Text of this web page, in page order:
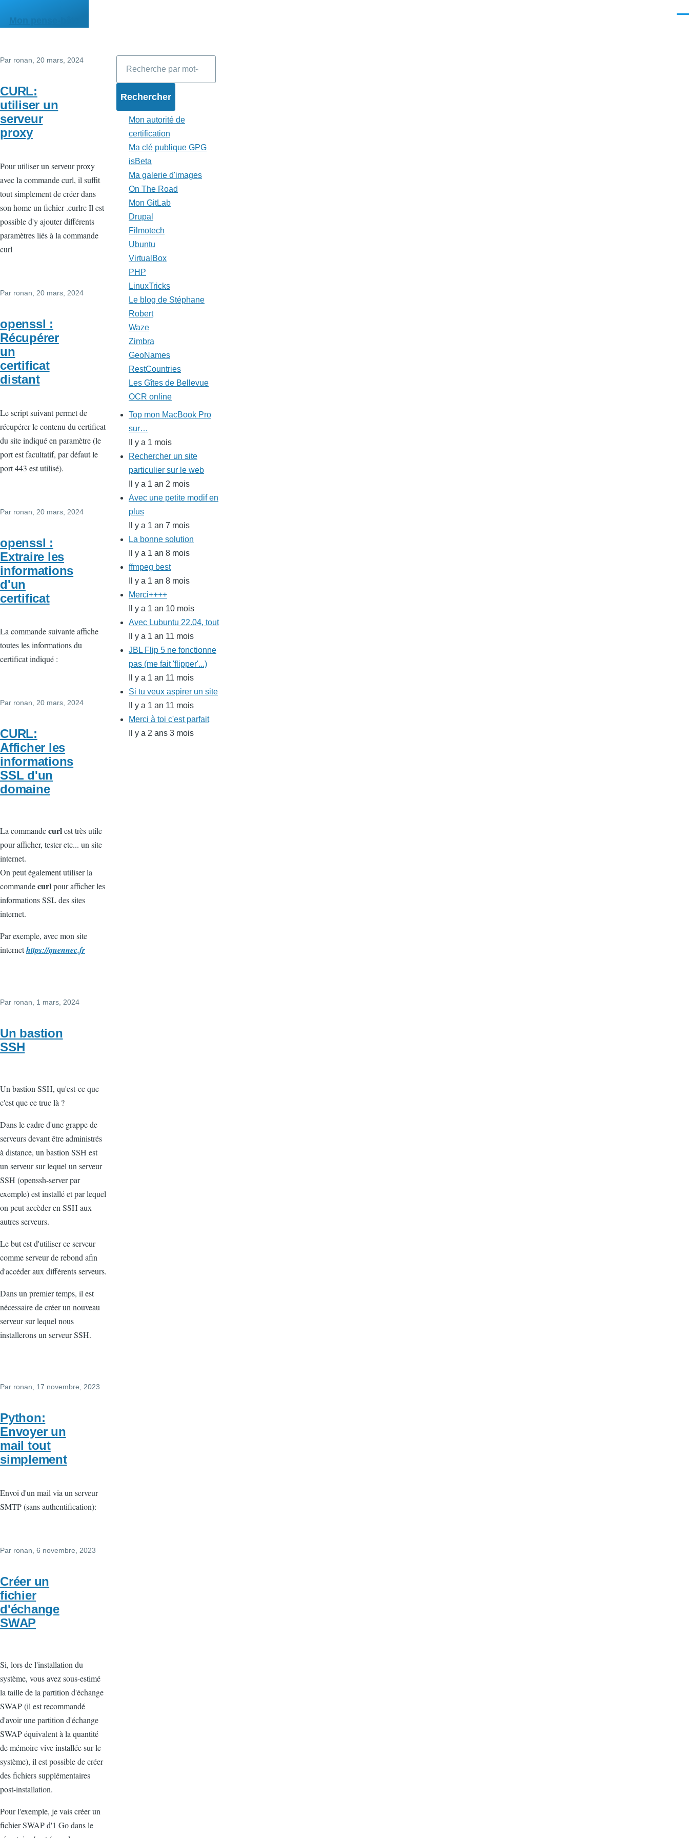
Mon pense-bête
Par ronan , 20 mars, 2024
CURL:
utiliser un
serveur
proxy
Pour utiliser un serveur proxy
avec la commande curl, il suffit
tout simplement de créer dans
son home un fichier .curlrc Il est
possible d'y ajouter différents
paramètres liés à la commande
curl
Par ronan , 20 mars, 2024
openssl :
Récupérer
un
certificat
distant
Le script suivant permet de
récupérer le contenu du certificat
du site indiqué en paramètre (le
port est facultatif, par défaut le
port 443 est utilisé).
Par ronan , 20 mars, 2024
openssl :
Extraire les
informations
d'un
certificat
La commande suivante affiche
toutes les informations du
certificat indiqué :
Par ronan, 20 mars, 2024
CURL:
Afficher les
informations
SSL d'un
domaine
La commandecurlest très utile
pour afficher, tester etc... un site
internet.
On peut également utiliser la
commandecurlpour afficher les
informations SSL des sites
internet.
Par exemple, avec mon site
internethttps://quennec.fr
Par ronan, 1 mars, 2024
Un bastion
SSH
Un bastion SSH, qu'est-ce que
c'est que ce truc là ?
Dans le cadre d'une grappe de
serveurs devant être administrés
à distance, un bastion SSH est
un serveur sur lequel un serveur
SSH (openssh-server par
exemple) est installé et par lequel
on peut accèder en SSH aux
autres serveurs.
Le but est d'utiliser ce serveur
comme serveur de rebond afin
d'accéder aux différents serveurs.
Dans un premier temps, il est
nécessaire de créer un nouveau
serveur sur lequel nous
installerons un serveur SSH.
Par ronan , 17 novembre, 2023
Python:
Envoyer un
mail tout
simplement
Envoi d'un mail via un serveur
SMTP (sans authentification):
Par ronan , 6 novembre, 2023
Créer un
fichier
d'échange
SWAP
Si, lors de l'installation du
système, vous avez sous-estimé
la taille de la partition d'échange
SWAP (il est recommandé
d'avoir une partition d'échange
SWAP équivalent à la quantité
de mémoire vive installée sur le
système), il est possible de créer
des fichiers supplémentaires
post-installation.
Pour l'exemple, je vais créer un
fichier SWAP d'1 Go dans le
Mon autorité de
certification
Ma clé publique GPG
isBeta
Ma galerie d'images
On The Road
Mon GitLab
Drupal
Filmotech
Ubuntu
VirtualBox
PHP
LinuxTricks
Le blog de Stéphane
Robert
Waze
Zimbra
GeoNames
RestCountries
Les Gîtes de Bellevue
OCR online
Top mon MacBook Pro
sur…
Il y a 1 mois
Rechercher un site
particulier sur le web
Il y a 1 an 2 mois
Avec une petite modif en
plus
Il y a 1 an 7 mois
La bonne solution
Il y a 1 an 8 mois
ffmpeg best
Il y a 1 an 8 mois
Merci++++
Il y a 1 an 10 mois
Avec Lubuntu 22.04, tout
Il y a 1 an 11 mois
JBL Flip 5 ne fonctionne
pas (me fait 'flipper'...)
Il y a 1 an 11 mois
Si tu veux aspirer un site
Il y a 1 an 11 mois
Merci à toi c'est parfait
Il y a 2 ans 3 mois